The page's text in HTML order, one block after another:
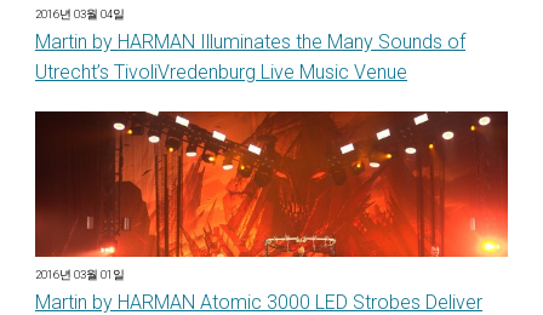
2016년 03월 04일
Martin by HARMAN Illuminates the Many Sounds of
Utrecht’s TivoliVredenburg Live Music Venue
2016년 03월 01일
Martin by HARMAN Atomic 3000 LED Strobes Deliver